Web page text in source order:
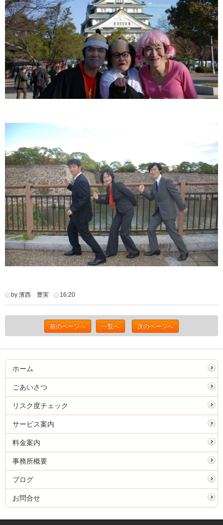
by 濱西 豊実 16:20
前のページへ 一覧へ 次のページへ
ホーム
ごあいさつ
リスク度チェック
サービス案内
料金案内
事務所概要
ブログ
お問合せ